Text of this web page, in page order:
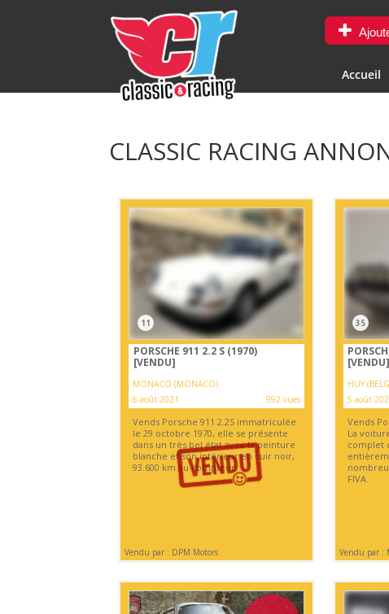
Accueil
CLASSIC RACING
11
PORSCHE 911 2.2 S (1970)
[VENDU]
MONACO (MONACO)
6 août 2021
992 vues
Vends Porsche 911 2.2S immatriculée
le 29 octobre 1970, elle se présente
dans un très bel état avec la peinture
blanche et son intérieur en cuir noir,
93.600 km au compteur.
Vendu par : DPM Motors
35
[VENDU]
HUY
5 août
Vends
La
complet
FIVA.
Vendu par :